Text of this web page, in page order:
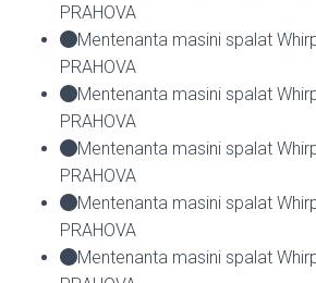
PRAHOVA
Mentenanta masini spalat
PRAHOVA
Mentenanta masini spalat
PRAHOVA
Mentenanta masini spalat
PRAHOVA
Mentenanta masini spalat
PRAHOVA
Mentenanta masini spalat